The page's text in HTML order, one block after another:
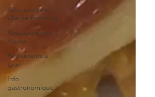
Restaurants en
ville de Fribourg
Restaurants en
Alsace
Restaurants à
Lyon
Info
gastronomique